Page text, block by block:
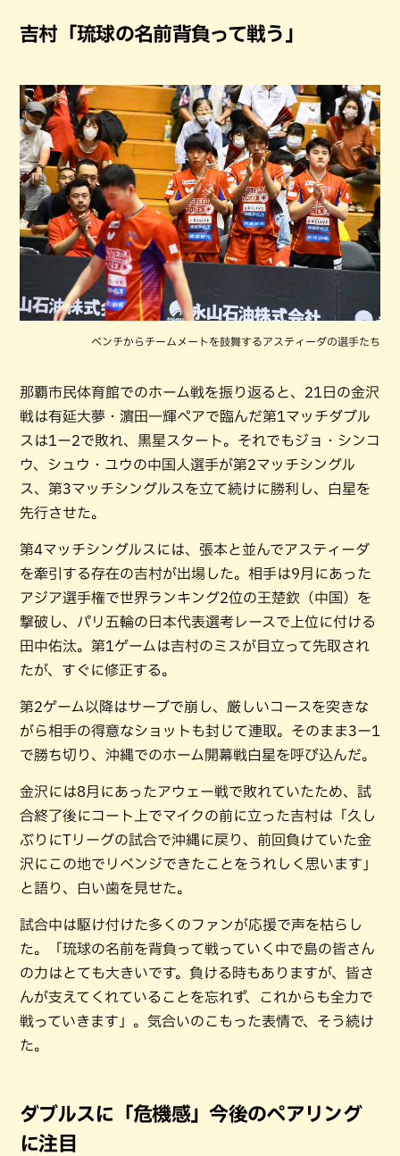
吉村「琉球の名前背負って戦う」
ベンチからチームメートを鼓舞するアスティーダの選手たち
那覇市民体育館でのホーム戦を振り返ると、21日の金沢
戦は有延大夢・濵田一輝ペアで臨んだ第1マッチダブル
スは1ー2で敗れ、黒星スタート。それでもジョ・シンコ
ウ、シュウ・ユウの中国人選手が第2マッチシングル
ス、第3マッチシングルスを立て続けに勝利し、白星を
先行させた。
第4マッチシングルスには、張本と並んでアスティーダ
を牽引する存在の吉村が出場した。相手は9月にあった
アジア選手権で世界ランキング2位の王楚欽（中国）を
撃破し、パリ五輪の日本代表選考レースで上位に付ける
田中佑汰。第1ゲームは吉村のミスが目立って先取され
たが、すぐに修正する。
第2ゲーム以降はサーブで崩し、厳しいコースを突きな
がら相手の得意なショットも封じて連取。そのまま3ー1
で勝ち切り、沖縄でのホーム開幕戦白星を呼び込んだ。
金沢には8月にあったアウェー戦で敗れていたため、試
合終了後にコート上でマイクの前に立った吉村は「久し
ぶりにTリーグの試合で沖縄に戻り、前回負けていた金
沢にこの地でリベンジできたことをうれしく思います」
と語り、白い歯を見せた。
試合中は駆け付けた多くのファンが応援で声を枯らし
た。「琉球の名前を背負って戦っていく中で島の皆さん
の力はとても大きいです。負ける時もありますが、皆さ
んが支えてくれていることを忘れず、これからも全力で
戦っていきます」。気合いのこもった表情で、そう続け
た。
ダブルスに「危機感」今後のペアリング
に注目